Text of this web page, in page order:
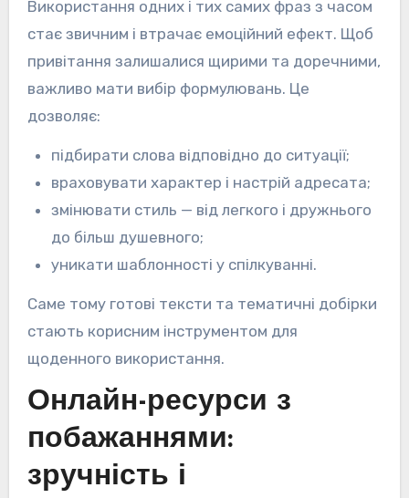
Використання одних і тих самих фраз з часом
стає звичним і втрачає емоційний ефект. Щоб
привітання залишалися щирими та доречними,
важливо мати вибір формулювань. Це
дозволяє:
підбирати слова відповідно до ситуації;
враховувати характер і настрій адресата;
змінювати стиль — від легкого і дружнього
до більш душевного;
уникати шаблонності у спілкуванні.
Саме тому готові тексти та тематичні добірки
стають корисним інструментом для
щоденного використання.
Онлайн-ресурси з
побажаннями:
зручність і